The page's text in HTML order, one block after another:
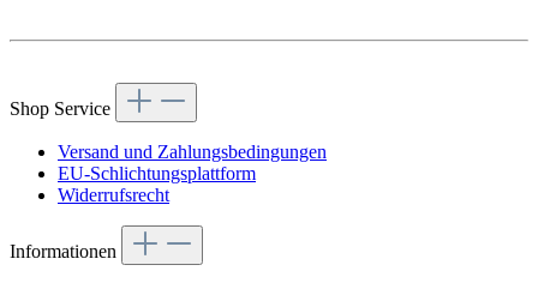
Shop Service
Versand und Zahlungsbedingungen
EU-Schlichtungsplattform
Widerrufsrecht
Informationen